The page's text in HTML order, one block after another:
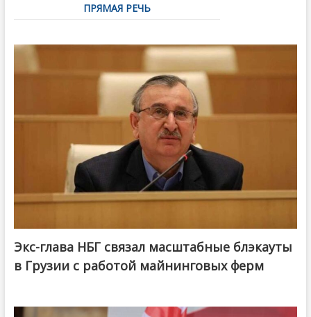
ПРЯМАЯ РЕЧЬ
Экс-глава НБГ связал масштабные блэкауты
в Грузии с работой майнинговых ферм